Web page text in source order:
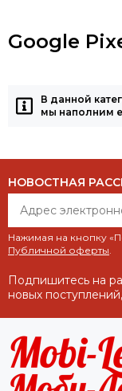
Google
В данной
мы наполним
НОВОСТНАЯ
Нажимая на кнопку
Публичной оферты.
Подпишитесь на
новых